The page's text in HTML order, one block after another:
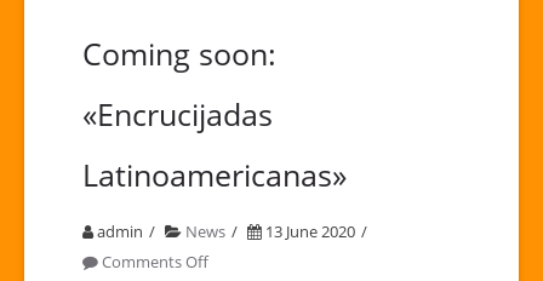
Coming soon:
«Encrucijadas
Latinoamericanas»
admin News
13 June 2020
Comments Offon